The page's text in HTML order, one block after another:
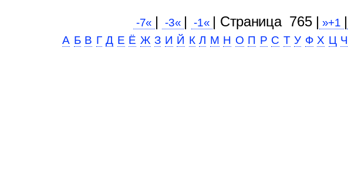
-7« | -3« | -1« | Cтраница 765 | »+1 |
А Б В Г Д Е Ё Ж З И Й К Л М Н О П Р С Т У Ф Х Ц Ч